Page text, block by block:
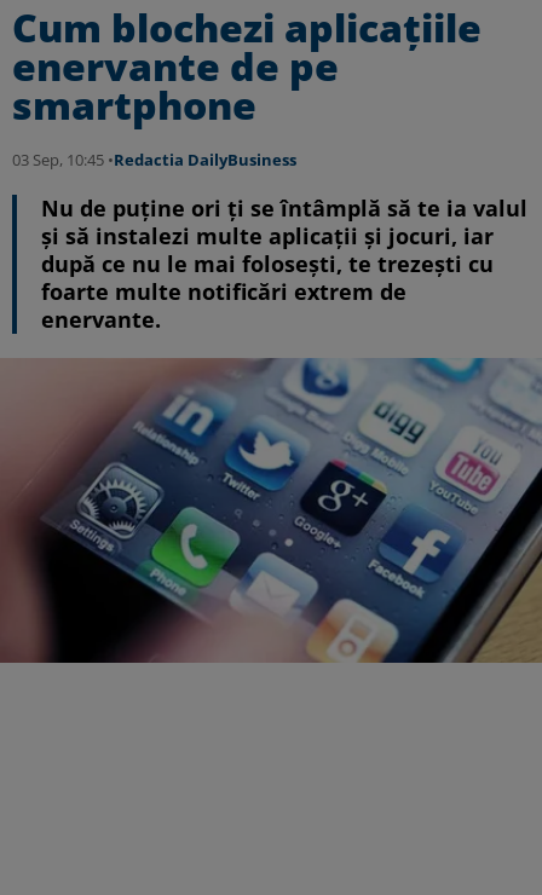
Cum blochezi aplicațiile
enervante de pe
smartphone
03 Sep, 10:45 •Redactia DailyBusiness
Nu de puține ori ți se întâmplă să te ia valul
și să instalezi multe aplicații și jocuri, iar
după ce nu le mai folosești, te trezești cu
foarte multe notificări extrem de
enervante.